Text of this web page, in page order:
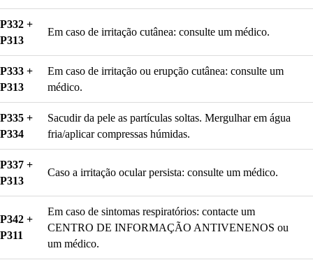
P332 +
P313
Em caso de irritação cutânea: consulte um médico.
P333 +
P313
Em caso de irritação ou erupção cutânea: consulte um
médico.
P335 +
P334
Sacudir da pele as partículas soltas. Mergulhar em água
fria/aplicar compressas húmidas.
P337 +
P313
Caso a irritação ocular persista: consulte um médico.
P342 +
P311
Em caso de sintomas respiratórios: contacte um
CENTRO DE INFORMAÇÃO ANTIVENENOS ou
um médico.